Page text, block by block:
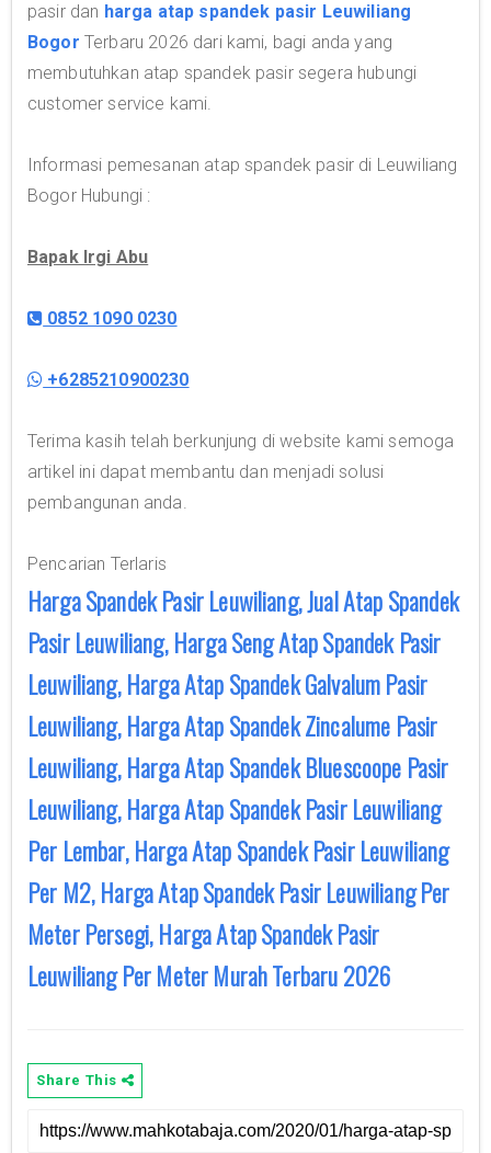
pasir dan harga atap spandek pasir Leuwiliang
Bogor Terbaru 2026 dari kami, bagi anda yang
membutuhkan atap spandek pasir segera hubungi
customer service kami.
Informasi pemesanan atap spandek pasir di Leuwiliang
Bogor Hubungi :
Bapak Irgi Abu
0852 1090 0230
+6285210900230
Terima kasih telah berkunjung di website kami semoga
artikel ini dapat membantu dan menjadi solusi
pembangunan anda.
Pencarian Terlaris
Harga Spandek Pasir Leuwiliang, Jual Atap Spandek
Pasir Leuwiliang, Harga Seng Atap Spandek Pasir
Leuwiliang, Harga Atap Spandek Galvalum Pasir
Leuwiliang, Harga Atap Spandek Zincalume Pasir
Leuwiliang, Harga Atap Spandek Bluescoope Pasir
Leuwiliang, Harga Atap Spandek Pasir Leuwiliang
Per Lembar, Harga Atap Spandek Pasir Leuwiliang
Per M2, Harga Atap Spandek Pasir Leuwiliang Per
Meter Persegi, Harga Atap Spandek Pasir
Leuwiliang Per Meter Murah Terbaru 2026
Share This